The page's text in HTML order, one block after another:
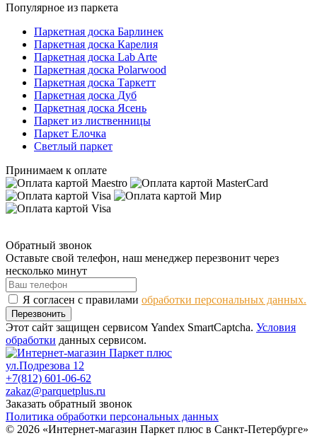
Популярное из паркета
Паркетная доска Барлинек
Паркетная доска Карелия
Паркетная доска Lab Arte
Паркетная доска Polarwood
Паркетная доска Таркетт
Паркетная доска Дуб
Паркетная доска Ясень
Паркет из лиственницы
Паркет Елочка
Светлый паркет
Принимаем к оплате
Обратный звонок
Оставьте свой телефон, наш менеджер перезвонит через
несколько минут
Я согласен с правилами обработки персональных данных.
Перезвонить
Этот сайт защищен сервисом Yandex SmartCaptcha. Условия
обработки данных сервисом.
ул.Подрезова 12
+7(812) 601-06-62
zakaz@parquetplus.ru
Заказать обратный звонок
Политика обработки персональных данных
© 2026 «Интернет-магазин Паркет плюс в Санкт-Петербурге»